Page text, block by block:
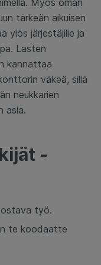
Myös oman
tärkeän aikuisen
ylös järjestäjille ja
Lasten
kannattaa
väkeä, sillä
neukkarien
asia.
-
työ.
te koodaatte